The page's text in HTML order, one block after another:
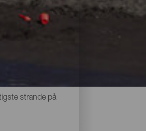
du kan finde din
strande på